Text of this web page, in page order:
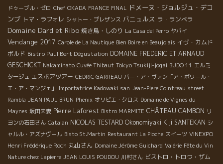
ドゥーブル・ゼロ Chef OKADA FRANCE FINAL ドメーヌ・ジョルジュ・デコ
ンブ トマ・ラフォレ シャトー・プレザンス バニュルス ラ・ランベラ
Domaine Dard et Ribo 焼き鳥・しのり La Casa del Perro ヤバイ
Vendange 2017 Carole de La Nautique Bien Boire en Beaujolais イヴ・カムド
ボルド Bistro Paul Bert Dégustation DOMAINE FREDERIC ET ARNAUD
GESCHICKT Nakaminato Cuvée Thibaut Tokyo Tsukiji-jogai BUDO 11 エルミ
タージュ エスポアツアー CEDRIC GARREAU バー・ア・ヴァン「ア・ボワール・
エ・ア・マンジェ」
Importatrice Kadowaki san Jean-Piere Cointreau street
Rambla JEAN PAUL BRUN Phenix オリビエ・クロス Domaine de Vignes du
Maynes 坂田夫妻 Pierre Laforest Bistro MARMITE CHÂTEAU CAMBON リ
ヨンの石田さん Catalan NICOLAS TESTARD Okonomiyaki Kiji SANTEKAN シ
ャルル・アズナヴール Bisto St.Martin Restaurant La Pioche スイーツ VINEXPO
Henri Frédérique Roch 丸山さん Domaine Jérôme Guichard Valérie Fête du Vin
Nature chez Lapierre JEAN LOUIS POUDOU 川村さん ビストロ・トロワ・ザム